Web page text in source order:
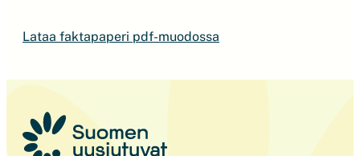
Lataa faktapaperi pdf-muodossa